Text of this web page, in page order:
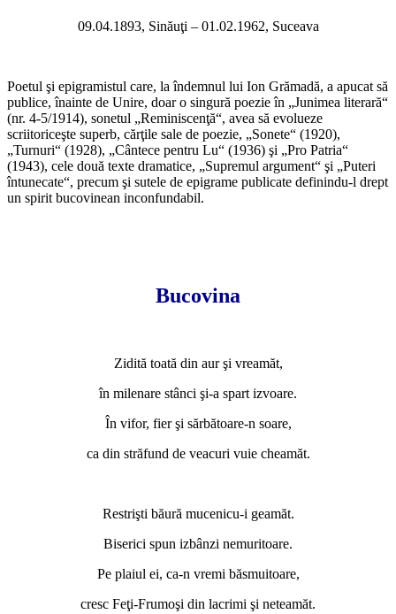
09.04.1893, Sinăuţi – 01.02.1962, Suceava
Poetul şi epigramistul care, la îndemnul lui Ion Grămadă, a apucat să
publice, înainte de Unire, doar o singură poezie în „Junimea literară“
(nr. 4-5/1914), sonetul „Reminiscenţă“, avea să evolueze
scriitoriceşte superb, cărţile sale de poezie, „Sonete“ (1920),
„Turnuri“ (1928), „Cântece pentru Lu“ (1936) şi „Pro Patria“
(1943), cele două texte dramatice, „Supremul argument“ şi „Puteri
întunecate“, precum şi sutele de epigrame publicate definindu-l drept
un spirit bucovinean inconfundabil.
Bucovina
Zidită toată din aur şi vreamăt,
în milenare stânci şi-a spart izvoare.
În vifor, fier şi sărbătoare-n soare,
ca din străfund de veacuri vuie cheamăt.
Restrişti băură mucenicu-i geamăt.
Biserici spun izbânzi nemuritoare.
Pe plaiul ei, ca-n vremi băsmuitoare,
cresc Feţi-Frumoşi din lacrimi şi neteamăt.